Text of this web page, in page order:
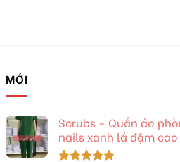
MỚI
Scrubs - Quần áo
nails xanh lá đậm